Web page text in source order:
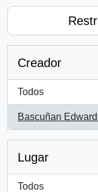
Creador
Todos
Bascuñan
, 1 resultados
Lugar
Todos